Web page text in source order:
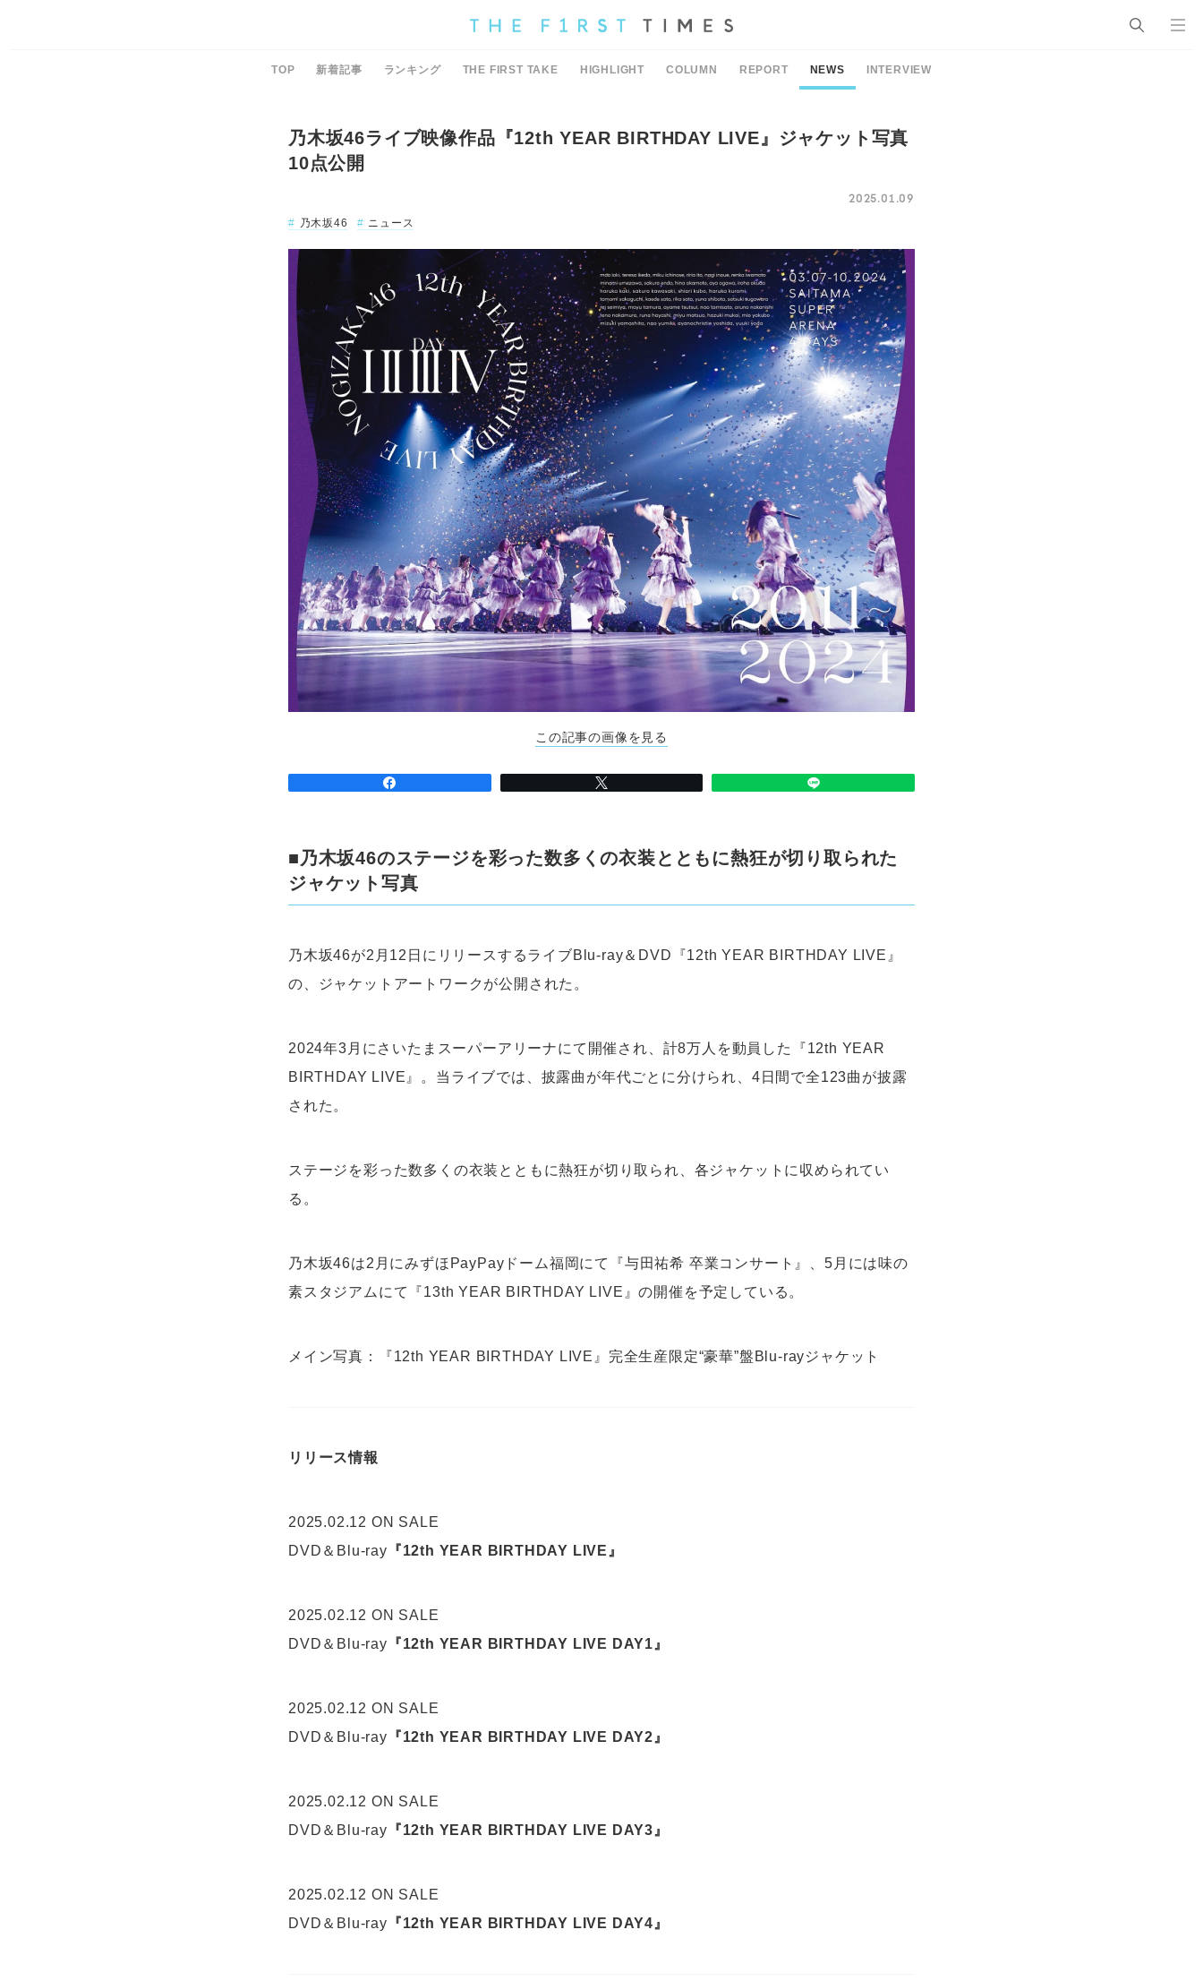
TOP 新着記事 ランキング THE FIRST TAKE HIGHLIGHT COLUMN REPORT NEWS INTERVIEW
乃木坂46ライブ映像作品『12th YEAR BIRTHDAY LIVE』ジャケット写真
10点公開
2025.01.09
乃木坂46
ニュース
この記事の画像を見る
■乃木坂46のステージを彩った数多くの衣装とともに熱狂が切り取られた
ジャケット写真
乃木坂46が2月12日にリリースするライブBlu-ray＆DVD『12th YEAR BIRTHDAY LIVE』
の、ジャケットアートワークが公開された。
2024年3月にさいたまスーパーアリーナにて開催され、計8万人を動員した『12th YEAR
BIRTHDAY LIVE』。当ライブでは、披露曲が年代ごとに分けられ、4日間で全123曲が披露
された。
ステージを彩った数多くの衣装とともに熱狂が切り取られ、各ジャケットに収められてい
る。
乃木坂46は2月にみずほPayPayドーム福岡にて『与田祐希 卒業コンサート』、5月には味の
素スタジアムにて『13th YEAR BIRTHDAY LIVE』の開催を予定している。
メイン写真：『12th YEAR BIRTHDAY LIVE』完全生産限定“豪華”盤Blu-rayジャケット
リリース情報
2025.02.12 ON SALE
DVD＆Blu-ray 『12th YEAR BIRTHDAY LIVE』
2025.02.12 ON SALE
DVD＆Blu-ray 『12th YEAR BIRTHDAY LIVE DAY1』
2025.02.12 ON SALE
DVD＆Blu-ray 『12th YEAR BIRTHDAY LIVE DAY2』
2025.02.12 ON SALE
DVD＆Blu-ray 『12th YEAR BIRTHDAY LIVE DAY3』
2025.02.12 ON SALE
DVD＆Blu-ray 『12th YEAR BIRTHDAY LIVE DAY4』